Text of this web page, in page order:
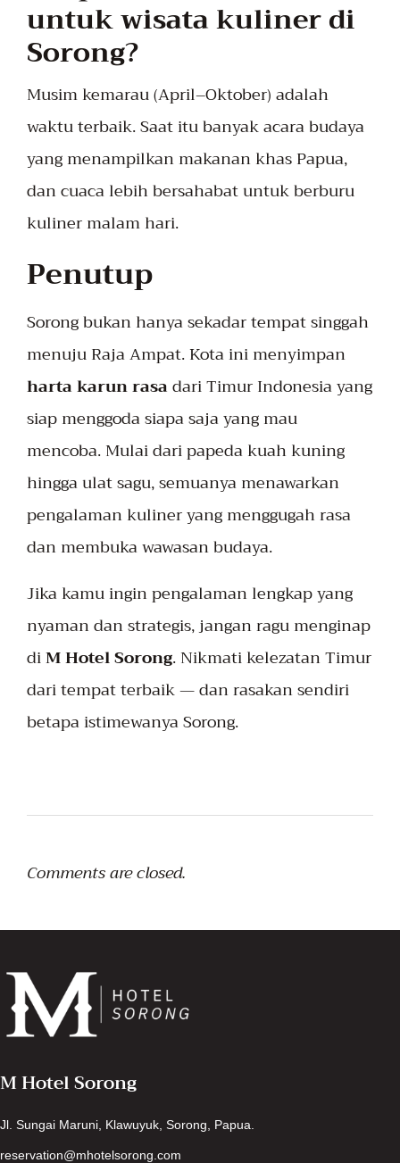
untuk wisata kuliner di
Sorong?
Musim kemarau (April–Oktober) adalah
waktu terbaik. Saat itu banyak acara budaya
yang menampilkan makanan khas Papua,
dan cuaca lebih bersahabat untuk berburu
kuliner malam hari.
Penutup
Sorong bukan hanya sekadar tempat singgah
menuju Raja Ampat. Kota ini menyimpan
harta karun rasadari Timur Indonesia yang
siap menggoda siapa saja yang mau
mencoba. Mulai dari papeda kuah kuning
hingga ulat sagu, semuanya menawarkan
pengalaman kuliner yang menggugah rasa
dan membuka wawasan budaya.
Jika kamu ingin pengalaman lengkap yang
nyaman dan strategis, jangan ragu menginap
diM Hotel Sorong. Nikmati kelezatan Timur
dari tempat terbaik — dan rasakan sendiri
betapa istimewanya Sorong.
Comments are closed.
M Hotel Sorong
Jl. Sungai Maruni, Klawuyuk, Sorong, Papua.
reservation@mhotelsorong.com